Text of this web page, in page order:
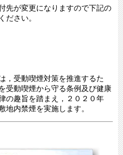
先が変更になりますので下記の
ださい。
，受動喫煙対策を推進するた
受動喫煙から守る条例及び健康
の趣旨を踏まえ，２０２０年
地内禁煙を実施します。